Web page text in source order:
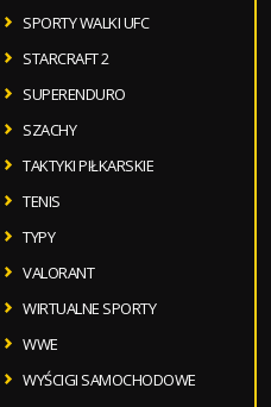
SPORTY WALKI UFC
STARCRAFT 2
SUPERENDURO
SZACHY
TAKTYKI PIŁKARSKIE
TENIS
TYPY
VALORANT
WIRTUALNE SPORTY
WWE
WYŚCIGI SAMOCHODOWE